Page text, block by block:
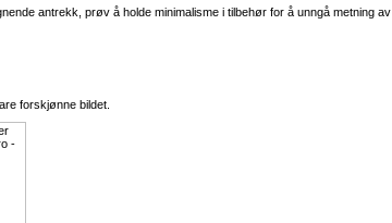
antrekk, prøv å holde minimalisme i tilbehør for å unngå metning av
forskjønne bildet.